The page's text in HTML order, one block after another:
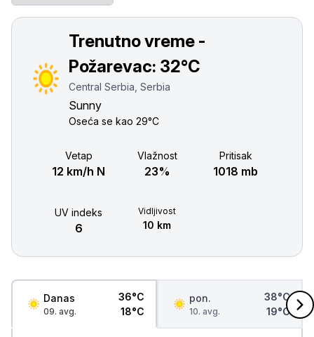
Trenutno vreme -
Požarevac: 32°C
Central Serbia, Serbia
Sunny
Oseća se kao29°C
Vetар
12 km/h N
Vlažnost
23%
Pritisak
1018 mb
UV indeks
6
Vidljivost
10 km
Danas
09. avg.
36°C
18°C
pon.
10. avg.
38°C
19°C